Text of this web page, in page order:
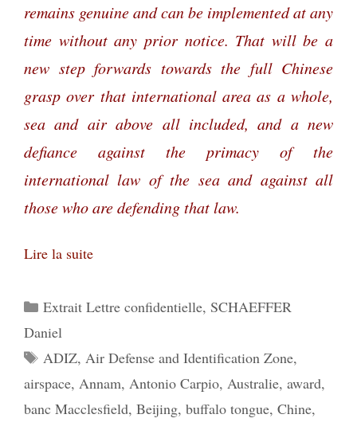
remains genuine and can be implemented at any
time without any prior notice. That will be a
new step forwards towards the full Chinese
grasp over that international area as a whole,
sea and air above all included, and a new
defiance against the primacy of the
international law of the sea and against all
those who are defending that law.
Lire la suite
Catégories
Extrait Lettre confidentielle, SCHAEFFER
Daniel
Étiquettes
ADIZ, Air Defense and Identification Zone,
airspace, Annam, Antonio Carpio, Australie, award,
banc Macclesfield, Beijing, buffalo tongue, Chine,